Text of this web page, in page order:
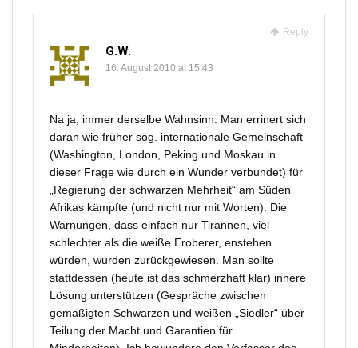
Reply
G.W.
16. August 2010 at 15:43
Na ja, immer derselbe Wahnsinn. Man errinert sich
daran wie früher sog. internationale Gemeinschaft
(Washington, London, Peking und Moskau in
dieser Frage wie durch ein Wunder verbundet) für
„Regierung der schwarzen Mehrheit“ am Süden
Afrikas kämpfte (und nicht nur mit Worten). Die
Warnungen, dass einfach nur Tirannen, viel
schlechter als die weiße Eroberer, enstehen
würden, wurden zurückgewiesen. Man sollte
stattdessen (heute ist das schmerzhaft klar) innere
Lösung unterstützen (Gespräche zwischen
gemäßigten Schwarzen und weißen „Siedler“ über
Teilung der Macht und Garantien für